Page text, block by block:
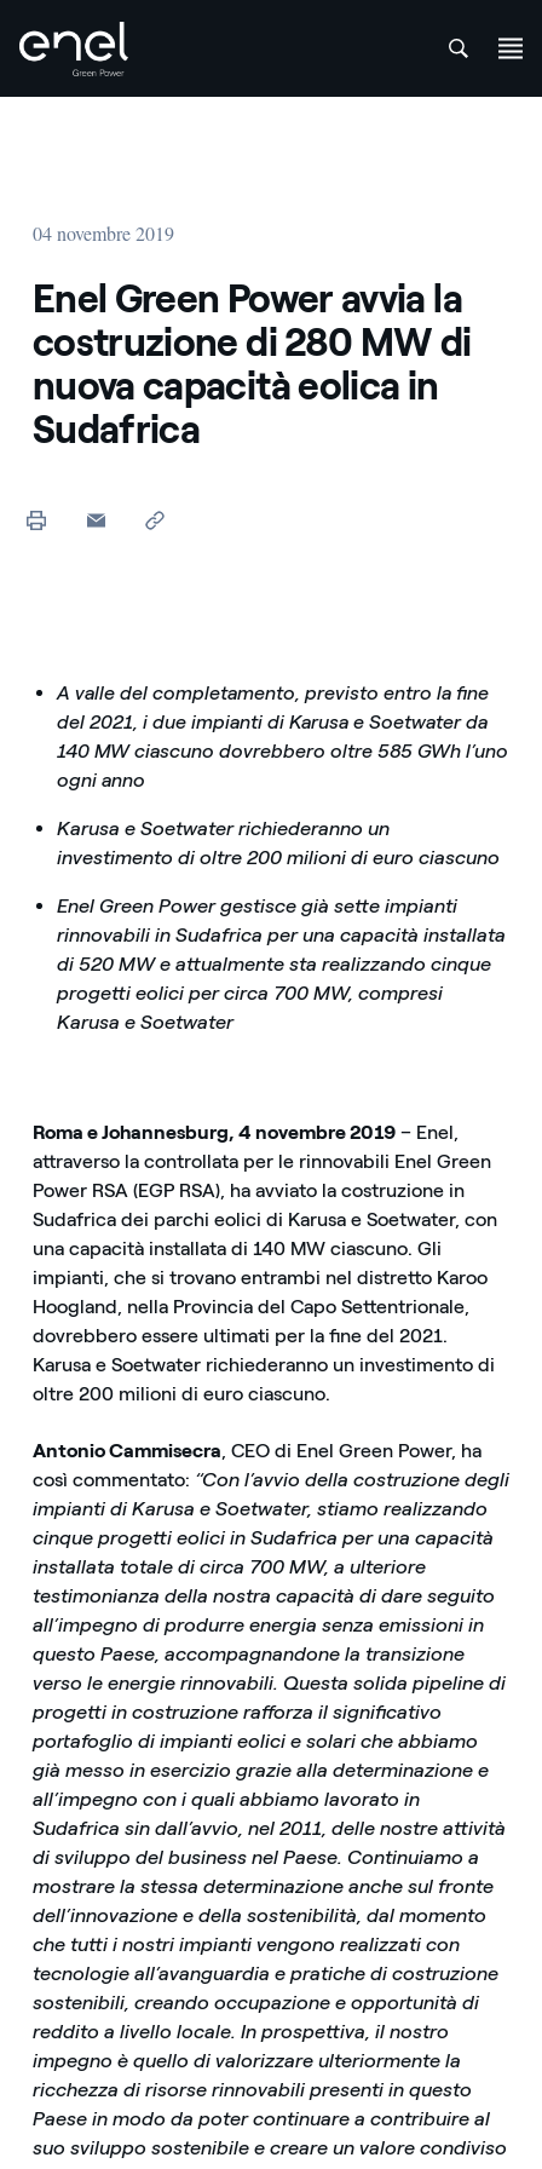
04 novembre 2019
Enel Green Power avvia la
costruzione di 280 MW di
nuova capacità eolica in
Sudafrica
A valle del completamento, previsto entro la fine
del 2021, i due impianti di Karusa e Soetwater da
140 MW ciascuno dovrebbero oltre 585 GWh l’uno
ogni anno
Karusa e Soetwater richiederanno un
investimento di oltre 200 milioni di euro ciascuno
Enel Green Power gestisce già sette impianti
rinnovabili in Sudafrica per una capacità installata
di 520 MW e attualmente sta realizzando cinque
progetti eolici per circa 700 MW, compresi
Karusa e Soetwater
Roma e Johannesburg, 4 novembre 2019– Enel,
attraverso la controllata per le rinnovabili Enel Green
Power RSA (EGP RSA), ha avviato la costruzione in
Sudafrica dei parchi eolici di Karusa e Soetwater, con
una capacità installata di 140 MW ciascuno. Gli
impianti, che si trovano entrambi nel distretto Karoo
Hoogland, nella Provincia del Capo Settentrionale,
dovrebbero essere ultimati per la fine del 2021.
Karusa e Soetwater richiederanno un investimento di
oltre 200 milioni di euro ciascuno.
Antonio Cammisecra, CEO di Enel Green Power, ha
così commentato: “Con l’avvio della costruzione degli
impianti di Karusa e Soetwater, stiamo realizzando
cinque progetti eolici in Sudafrica per una capacità
installata totale di circa 700 MW, a ulteriore
testimonianza della nostra capacità di dare seguito
all’impegno di produrre energia senza emissioni in
questo Paese, accompagnandone la transizione
verso le energie rinnovabili. Questa solida pipeline di
progetti in costruzione rafforza il significativo
portafoglio di impianti eolici e solari che abbiamo
già messo in esercizio grazie alla determinazione e
all’impegno con i quali abbiamo lavorato in
Sudafrica sin dall’avvio, nel 2011, delle nostre attività
di sviluppo del business nel Paese. Continuiamo a
mostrare la stessa determinazione anche sul fronte
dell’innovazione e della sostenibilità, dal momento
che tutti i nostri impianti vengono realizzati con
tecnologie all’avanguardia e pratiche di costruzione
sostenibili, creando occupazione e opportunità di
reddito a livello locale. In prospettiva, il nostro
impegno è quello di valorizzare ulteriormente la
ricchezza di risorse rinnovabili presenti in questo
Paese in modo da poter continuare a contribuire al
suo sviluppo sostenibile e creare un valore condiviso